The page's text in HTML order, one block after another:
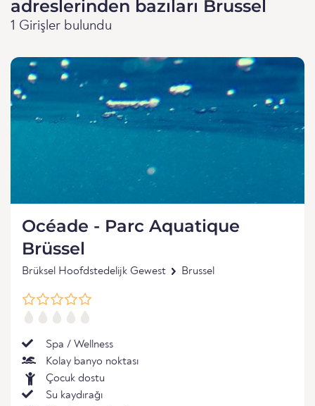
adreslerinden bazıları Brussel
1 Girişler bulundu
Océade - Parc Aquatique
Brüssel
Brüksel Hoofdstedelijk Gewest Brussel
Spa / Wellness
Kolay banyo noktası
Çocuk dostu
Su kaydırağı